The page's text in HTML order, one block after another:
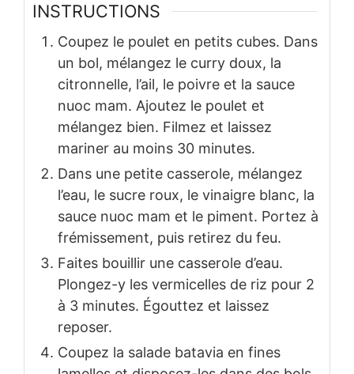
INSTRUCTIONS
Coupez le poulet en petits cubes. Dans
un bol, mélangez le curry doux, la
citronnelle, l’ail, le poivre et la sauce
nuoc mam. Ajoutez le poulet et
mélangez bien. Filmez et laissez
mariner au moins 30 minutes.
Dans une petite casserole, mélangez
l’eau, le sucre roux, le vinaigre blanc, la
sauce nuoc mam et le piment. Portez à
frémissement, puis retirez du feu.
Faites bouillir une casserole d’eau.
Plongez-y les vermicelles de riz pour 2
à 3 minutes. Égouttez et laissez
reposer.
Coupez la salade batavia en fines